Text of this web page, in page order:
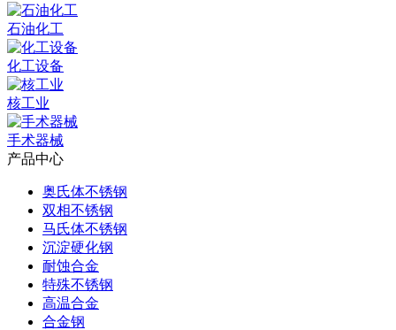
石油化工
化工设备
核工业
手术器械
产品中心
奥氏体不锈钢
双相不锈钢
马氏体不锈钢
沉淀硬化钢
耐蚀合金
特殊不锈钢
高温合金
合金钢